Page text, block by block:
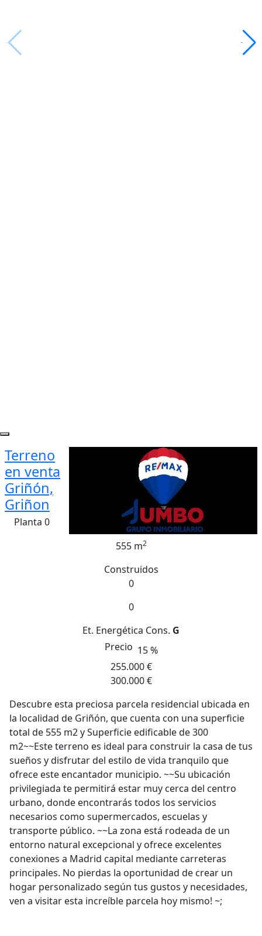
Terreno
en venta
Griñón,
Griñon
Planta 0
555 m2
Construidos
0
0
Et. Energética Cons. G
Precio 15 %
255.000 €
300.000 €
Descubre esta preciosa parcela residencial ubicada en
la localidad de Griñón, que cuenta con una superficie
total de 555 m2 y Superficie edificable de 300
m2~~Este terreno es ideal para construir la casa de tus
sueños y disfrutar del estilo de vida tranquilo que
ofrece este encantador municipio. ~~Su ubicación
privilegiada te permitirá estar muy cerca del centro
urbano, donde encontrarás todos los servicios
necesarios como supermercados, escuelas y
transporte público. ~~La zona está rodeada de un
entorno natural excepcional y ofrece excelentes
conexiones a Madrid capital mediante carreteras
principales. No pierdas la oportunidad de crear un
hogar personalizado según tus gustos y necesidades,
ven a visitar esta increíble parcela hoy mismo! ~;